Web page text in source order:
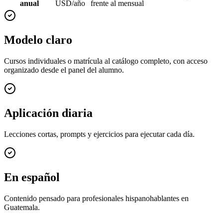
anual
USD/año
frente al mensual
Modelo claro
Cursos individuales o matrícula al catálogo completo, con acceso
organizado desde el panel del alumno.
Aplicación diaria
Lecciones cortas, prompts y ejercicios para ejecutar cada día.
En español
Contenido pensado para profesionales hispanohablantes en
Guatemala.